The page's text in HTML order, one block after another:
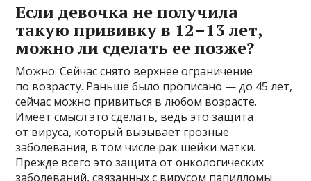
Если девочка не получила
такую прививку в 12–13 лет,
можно ли сделать ее позже?
Можно. Сейчас снято верхнее ограничение
по возрасту. Раньше было прописано — до 45 лет,
сейчас можно привиться в любом возрасте.
Имеет смысл это сделать, ведь это защита
от вируса, который вызывает грозные
заболевания, в том числе рак шейки матки.
Прежде всего это защита от онкологических
заболеваний, связанных с вирусом папилломы